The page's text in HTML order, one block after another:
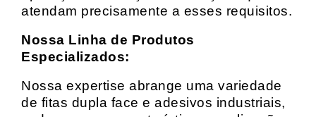
atendam precisamente a esses requisitos.
Nossa Linha de Produtos
Especializados:
Nossa expertise abrange uma variedade
de fitas dupla face e adesivos industriais,